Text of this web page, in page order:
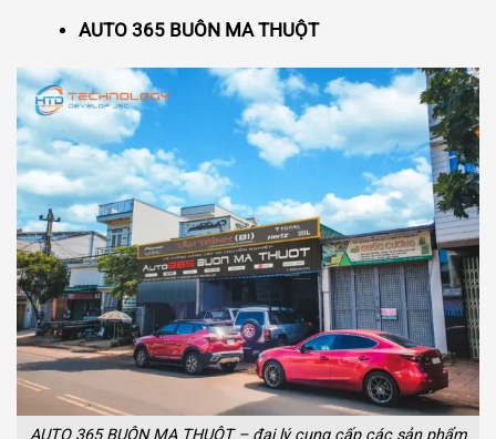
AUTO 365 BUÔN MA THUỘT
AUTO 365 BUÔN MA THUỘT – đại lý cung cấp các sản phẩm